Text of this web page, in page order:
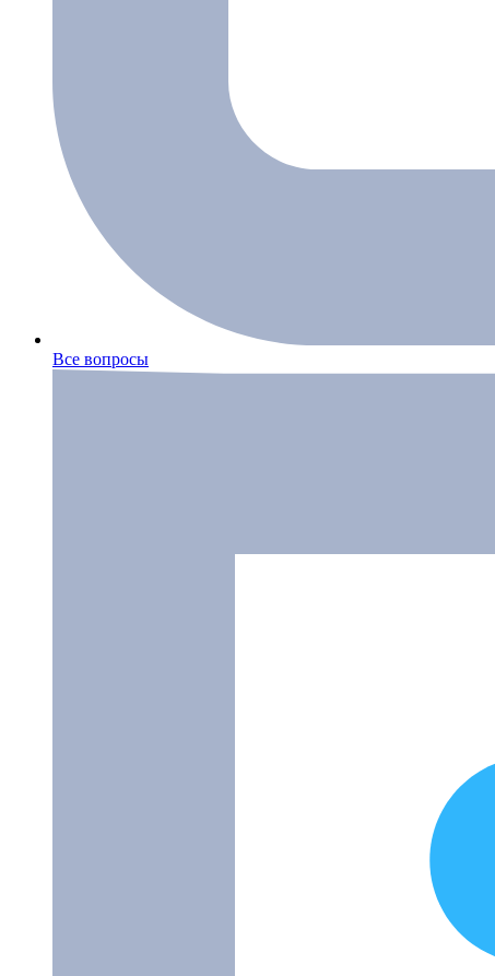
Все вопросы